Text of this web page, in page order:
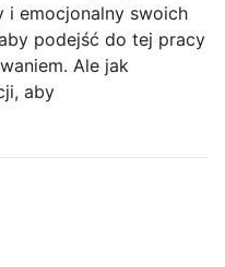
i emocjonalny swoich
podejść do tej pracy
Ale jak
aby